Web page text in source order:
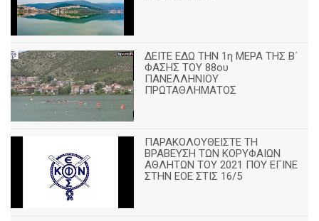
ΔΕΙΤΕ ΕΔΩ ΤΗΝ 1η ΜΕΡΑ ΤΗΣ Β΄
ΦΑΣΗΣ ΤΟΥ 88ου
ΠΑΝΕΛΛΗΝΙΟΥ
ΠΡΩΤΑΘΛΗΜΑΤΟΣ
ΠΑΡΑΚΟΛΟΥΘΕΙΣΤΕ ΤΗ
ΒΡΑΒΕΥΣΗ ΤΩΝ ΚΟΡΥΦΑΙΩΝ
ΑΘΛΗΤΩΝ ΤΟΥ 2021 ΠΟΥ ΕΓΙΝΕ
ΣΤΗΝ ΕΟΕ ΣΤΙΣ 16/5